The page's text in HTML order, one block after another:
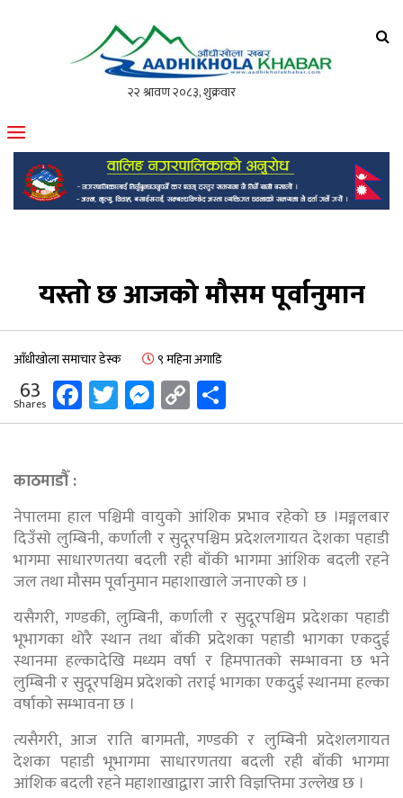
मोफसलकै लोकप्रिय अनलाइन पत्रिका
यस्तो छ आजको मौसम पूर्वानुमान
आँधीखोला समाचार डेस्क ९ महिना अगाडि
63
Shares Facebook
Twitter
Messenger
Copy
Link
काठमाडौँ :
नेपालमा हाल पश्चिमी वायुको आंशिक प्रभाव रहेको छ ।मङ्गलबार
दिउँसो लुम्बिनी, कर्णाली र सुदूरपश्चिम प्रदेशलगायत देशका पहाडी
भागमा साधारणतया बदली रही बाँकी भागमा आंशिक बदली रहने
जल तथा मौसम पूर्वानुमान महाशाखाले जनाएको छ ।
यसैगरी, गण्डकी, लुम्बिनी, कर्णाली र सुदूरपश्चिम प्रदेशका पहाडी
भूभागका थोरै स्थान तथा बाँकी प्रदेशका पहाडी भागका एकदुई
स्थानमा हल्कादेखि मध्यम वर्षा र हिमपातको सम्भावना छ भने
लुम्बिनी र सुदूरपश्चिम प्रदेशको तराई भागका एकदुई स्थानमा हल्का
वर्षाको सम्भावना छ ।
त्यसैगरी, आज राति बागमती, गण्डकी र लुम्बिनी प्रदेशलगायत
देशका पहाडी भूभागमा साधारणतया बदली रही बाँकी भागमा
आंशिक बदली रहने महाशाखाद्वारा जारी विज्ञप्तिमा उल्लेख छ ।